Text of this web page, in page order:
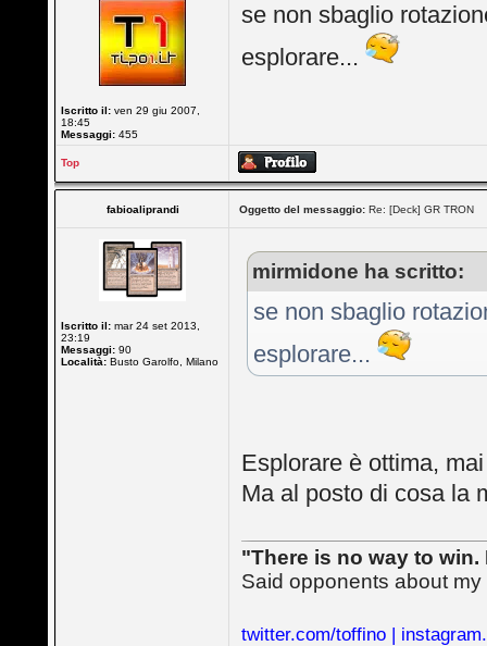
Iscritto il: ven 29 giu 2007,
18:45
Messaggi: 455
se non sbaglio
esplorare...
Top
fabioaliprandi Oggetto del messaggio: Re: [Deck] GR TRON
Iscritto il: mar 24 set 2013,
23:19
Messaggi: 90
Località: Busto Garolfo, Milano
mirmidone ha scritto:
se non sbaglio
esplorare...
Esplorare è ottima,
Ma al posto di cosa la
"There is no way to
Said opponents about my
twitter.com/toffino |